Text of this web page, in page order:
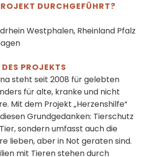
DURCHGEFÜHRT?
Westphalen, Rheinland Pfalz
PROJEKTS
steht seit 2008 für gelebten
für alte, kranke und nicht
Mit dem Projekt „Herzenshilfe“
Grundgedanken: Tierschutz
sondern umfasst auch die
lieben, aber in Not geraten sind.
mit Tieren stehen durch